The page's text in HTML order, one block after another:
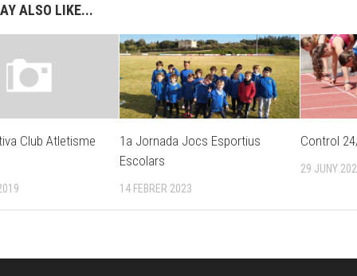
ALSO LIKE...
Club Atletisme
1a Jornada Jocs Esportius
Escolars
14 FEBRER 2023
Control
29 JUNY